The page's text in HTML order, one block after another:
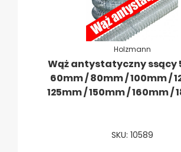
Holzmann
Wąż antystatyczny ssący
60mm / 80mm / 100mm /
125mm / 150mm / 160mm / 180mm /
SKU: 10589